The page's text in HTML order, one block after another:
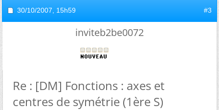
30/10/2007, 15h59 #3
inviteb2be0072
Re : [DM] Fonctions : axes et
centres de symétrie (1ère S)